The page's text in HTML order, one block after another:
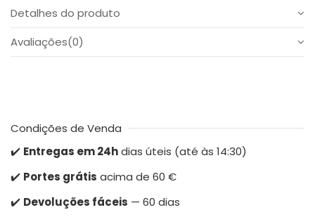
Detalhes do produto
Avaliações(0)
Condições de Venda
✔️ Entregas em 24hdias úteis (até às 14:30)
✔️ Portes grátis acima de 60 €
✔️ Devoluções fáceis — 60 dias